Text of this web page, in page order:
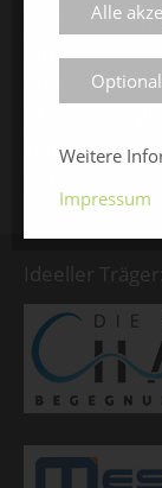
Impressum
Datenschutz
Sitemap
Ideeller
Alle
Weitere
Impressum